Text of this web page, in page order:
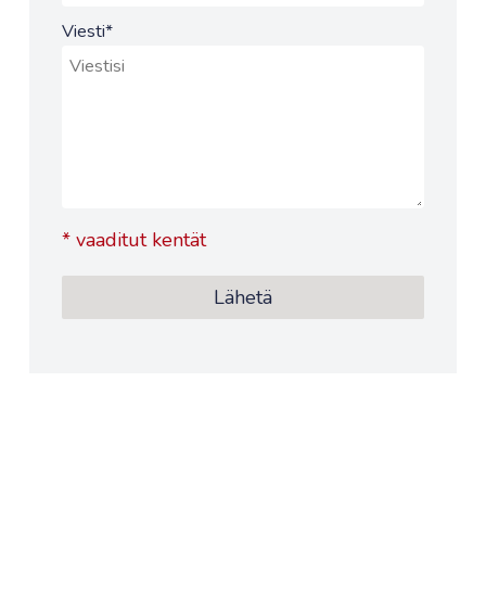
Viesti*
*vaaditut kentät